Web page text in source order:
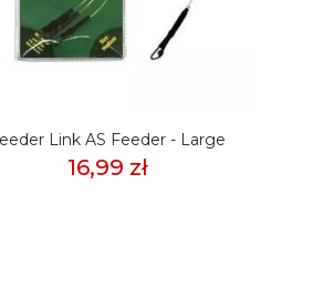
Link AS Feeder - Large
16,99 zł